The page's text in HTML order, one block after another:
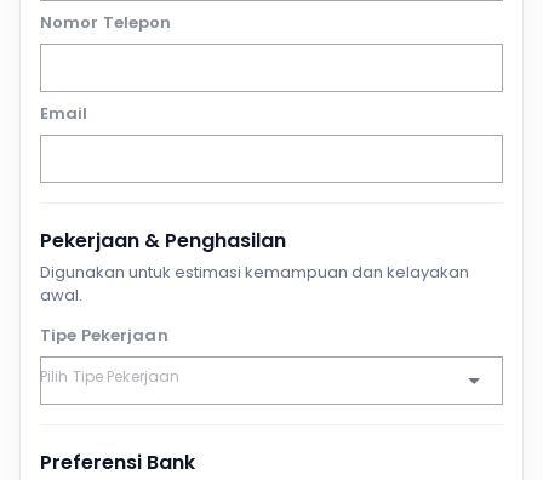
Nomor Telepon
Email
Pekerjaan & Penghasilan
Digunakan untuk estimasi kemampuan dan kelayakan
awal.
Tipe Pekerjaan
Preferensi Bank